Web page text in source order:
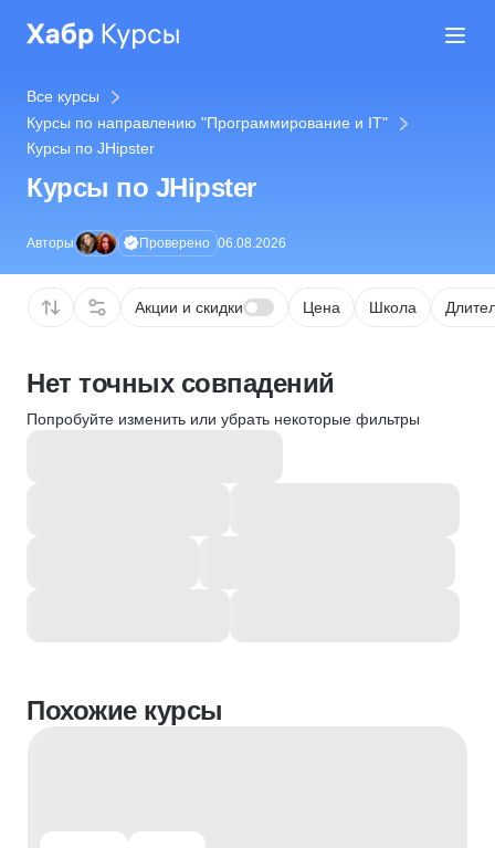
Все курсы
Курсы по направлению "Программирование и IT"
Курсы по JHipster
Курсы по JHipster
Авторы Проверено 06.08.2026
Акции и скидки Цена Школа
Нет точных совпадений
Попробуйте изменить или убрать некоторые фильтры
Похожие курсы